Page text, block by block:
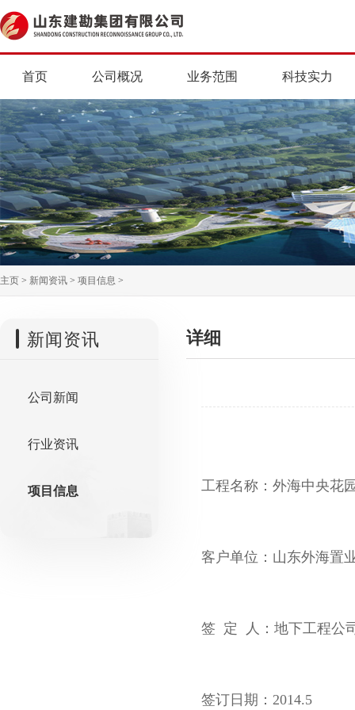
首页 公司概况 业务范围 科技实力
主页 > 新闻资讯 > 项目信息 >
新闻资讯
公司新闻
行业资讯
项目信息
详细
工程名称：外海中央花
客户单位：山东外海置
签 定 人：地下工程公
签订日期：2014.5